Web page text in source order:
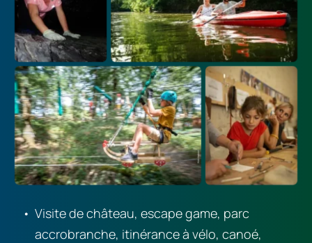
Visite de château, escape game, parc
accrobranche, itinérance à vélo, canoé,